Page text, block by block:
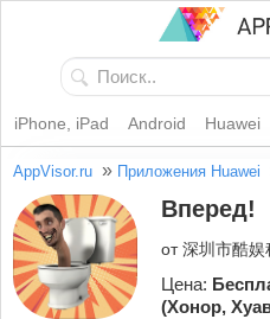
iPhone, iPad Android Huawei
AppVisor.ru » Приложения Huawei
Вперед!
от 深圳市酷娱
Цена:
(Хонор,